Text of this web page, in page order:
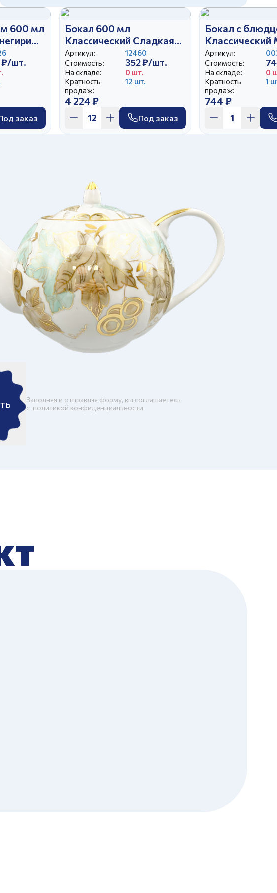
600 мл
₽/шт.
заказ
Бокал 600 мл
Классический Сладкая
жизнь
Артикул:
12460
Стоимость:
352 ₽/шт.
На складе:
0 шт.
Кратность
продаж:
12 шт.
4 224 ₽
Под заказ
Бокал с
Классический
Артикул:
Стоимость:
На складе:
0
Кратность
продаж:
1
744 ₽
Заполняя и отправляя форму, вы соглашаетесь
c политикой конфиденциальности